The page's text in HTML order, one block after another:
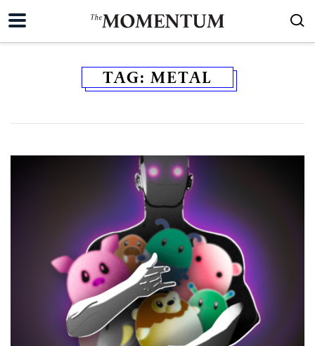
TAG: METAL